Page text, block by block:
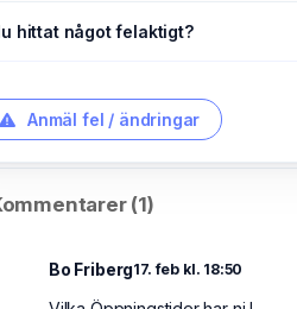
hittat något felaktigt?
Anmäl fel / ändringar
(1)
Bo Friberg17. feb kl. 18:50